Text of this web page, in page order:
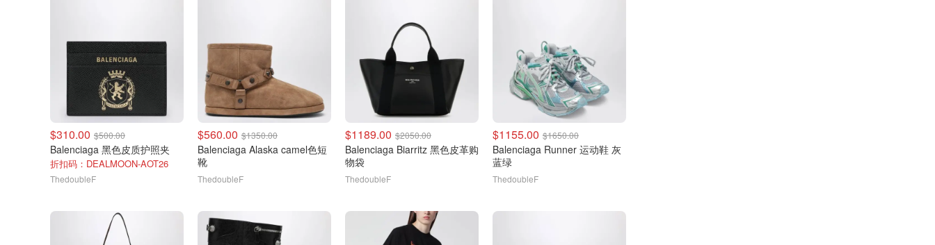
$310.00 $500.00
Balenciaga 黑色皮质护照夹
折扣码：DEALMOON-AOT26
ThedoubleF
$560.00 $1350.00
Balenciaga Alaska camel色短
靴
ThedoubleF
$1189.00 $2050.00
Balenciaga Biarritz 黑色皮革购
物袋
ThedoubleF
$1155.00 $1650.00
Balenciaga Runner 运动鞋 灰
蓝绿
ThedoubleF